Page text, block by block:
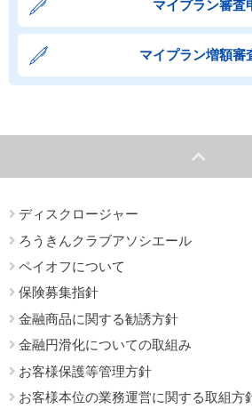
マイプラン審査
マイプラン増額審
ディスクロージャー
ろうきんクラブアソシエール
ペイオフについて
保険募集指針
金融商品に関する勧誘方針
金融円滑化についての取組み
お客様保護等管理方針
お客様本位の業務運営に関する取組方